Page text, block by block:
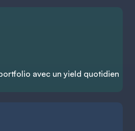
avec un yield quotidien